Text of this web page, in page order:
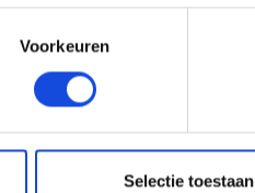
Voorkeuren
Selectie toestaan
full map